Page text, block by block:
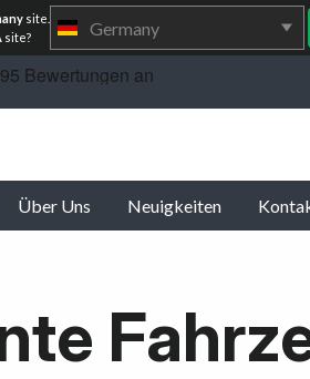
site.
site? Germany
Über Uns Neuigkeiten